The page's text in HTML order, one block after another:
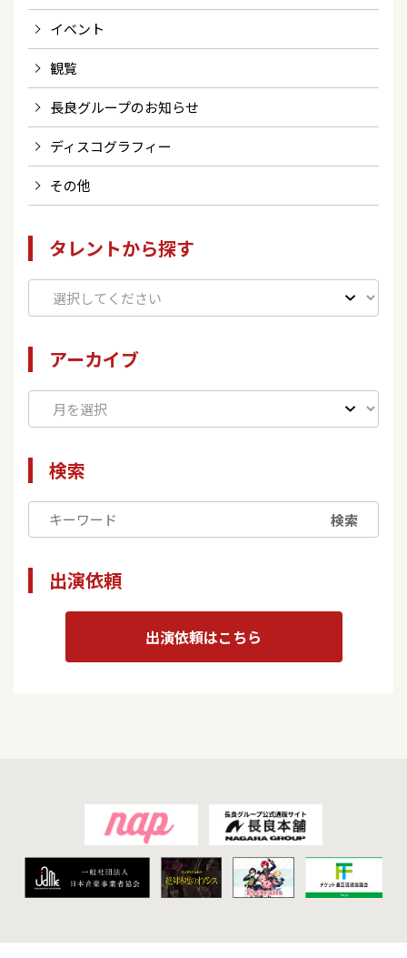
イベント
観覧
長良グループのお知らせ
ディスコグラフィー
その他
タレントから探す
アーカイブ
検索
検索
出演依頼
出演依頼はこちら